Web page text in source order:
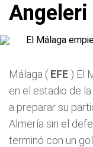
Angeleri
Málaga ( EFE ) El
en el estadio de
a preparar su
Almería sin el
terminó con un